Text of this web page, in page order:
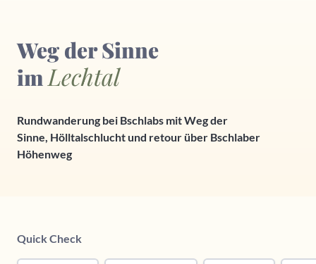
Weg der Sinne
im Lechtal
Rundwanderung bei Bschlabs mit Weg der
Sinne, Hölltalschlucht und retour über Bschlaber
Höhenweg
Quick Check